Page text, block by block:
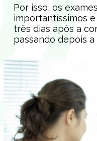
Por isso, os
importantíssimos
três dias após a
passando depois